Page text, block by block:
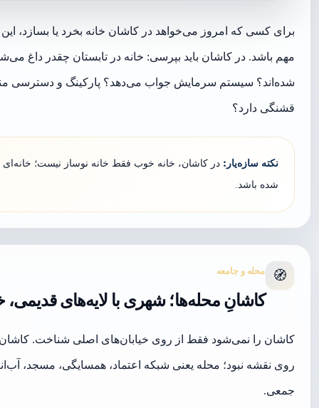
برای کسی که امروز می‌خواهد در کاشان خانه بخرد یا
مهم باشد. در کاشان باید بپرسی: خانه در تابستان چقدر
شده‌اند؟ سیستم سرمایش جواب می‌دهد؟ پارکینگ و دسترسی
قشنگی دارد؟
نکته سازه‌یار: در کاشان، خانه خوب فقط خانه نوساز نیست؛
شده باشد.
🧭 محله و جامعه
کاشانِ محله‌ها؛ شهری با لایه‌های قدیمی،
کاشان را نمی‌شود فقط از روی خیابان‌های اصلی شناخت. کاشان
روی نقشه نبود؛ محله یعنی شبکه اعتماد، همسایگی، مسجد،
جمعی.